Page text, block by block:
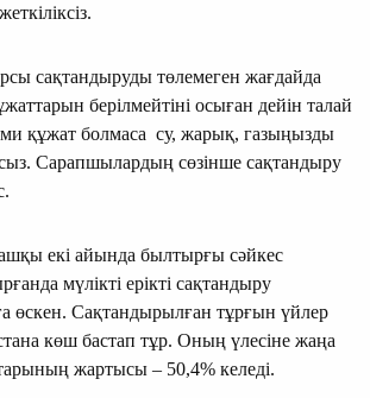
сақтандыруды төлемеген жағдайда
берілмейтіні осыған дейін талай
құжат болмаса су, жарық, газыңызды
Сарапшылардың сөзінше сақтандыру
екі айында былтырғы сәйкес
мүлікті ерікті сақтандыру
өскен. Сақтандырылған тұрғын үйлер
көш бастап тұр. Оның үлесіне жаңа
жартысы – 50,4% келеді.